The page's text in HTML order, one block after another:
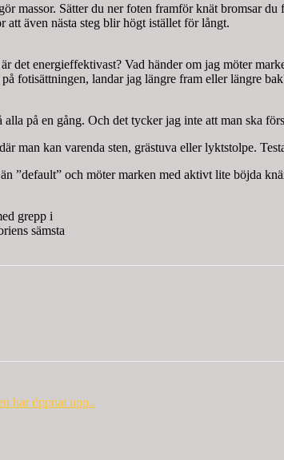
massor. Sätter du ner foten framför knät bromsar
att även nästa steg blir högt istället för långt.
det energieffektivast? Vad händer om jag möter
fotisättningen, landar jag längre fram eller längre
på en gång. Och det tycker jag inte att man ska
man kan varenda sten, grästuva eller lyktstolpe.
”default” och möter marken med aktivt lite böjda
grepp i
sämsta
har öppnat upp..